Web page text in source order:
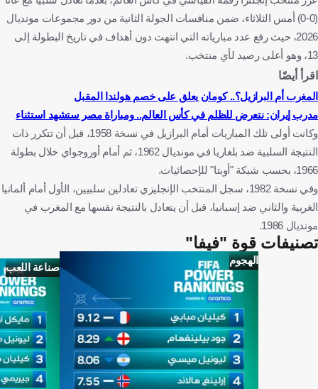
هايتي
الجزائر ضد النمسا الجزائر
النمسا
الجزائر
النمسا كرة قدم
(0-0) أمس الثلاثاء، ضمن منافسات الجولة الثانية من دور مجموعات مونديال
2026، حيث رفع عدد مبارياته التي انتهت دون أهداف في تاريخ البطولة إلى
13، وهو أعلى رصيد لأي منتخب.
اقرأ أيضًا
المغرب أم البرازيل؟.. كومان يعلق على خصم هولندا المقبل
مدرب إيران: نتعرض للظلم في كأس العالم.. ومباراة مصر ستشهد استثناء
وكانت أولى تلك المباريات أمام البرازيل في نسخة 1958، قبل أن تتكرر ذات
النتيجة السلبية ضد بلغاريا في مونديال 1962، ثم أمام أوروجواي خلال بطولة
1966، بحسب شبكة "أوبتا" للإحصائيات.
وفي نسخة 1982، سجل المنتخب الإنجليزي تعادلين سلبيين، الأول أمام ألمانيا
الغربية والثاني ضد إسبانيا، قبل أن يتعادل بالنتيجة نفسها مع المغرب في
مونديال 1986.
تصنيفات قوة "فيفا"
الهجوم
صناعة اللعب